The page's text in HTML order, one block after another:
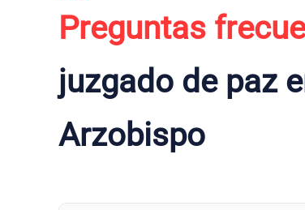
Preguntas
juzgado de paz
Arzobispo